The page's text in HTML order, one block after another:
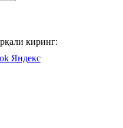
киринг:
Яндекс